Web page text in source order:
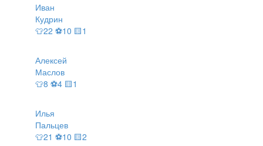
Иван
Кудрин
👕22 ⚽10 🟨1
Алексей
Маслов
👕8 ⚽4 🟨1
Илья
Пальцев
👕21 ⚽10 🟨2